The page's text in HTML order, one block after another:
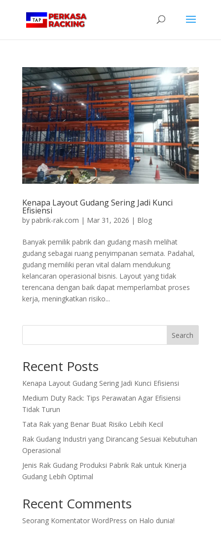
Kenapa Layout Gudang Sering Jadi Kunci
Efisiensi
by pabrik-rak.com | Mar 31, 2026 | Blog
Banyak pemilik pabrik dan gudang masih melihat
gudang sebagai ruang penyimpanan semata. Padahal,
gudang memiliki peran vital dalam mendukung
kelancaran operasional bisnis. Layout yang tidak
terencana dengan baik dapat memperlambat proses
kerja, meningkatkan risiko...
Search
Recent Posts
Kenapa Layout Gudang Sering Jadi Kunci Efisiensi
Medium Duty Rack: Tips Perawatan Agar Efisiensi
Tidak Turun
Tata Rak yang Benar Buat Risiko Lebih Kecil
Rak Gudang Industri yang Dirancang Sesuai Kebutuhan
Operasional
Jenis Rak Gudang Produksi Pabrik Rak untuk Kinerja
Gudang Lebih Optimal
Recent Comments
Seorang Komentator WordPress on Halo dunia!